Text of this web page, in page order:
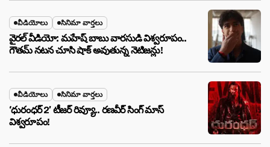
వీడియోలు సినిమా వార్తలు
వైరల్ వీడియో: మహేష్ బాబు వారసుడి విశ్వరూపం..
గౌతమ్ నటన చూసి షాక్ అవుతున్న నెటిజన్లు!
వీడియోలు సినిమా వార్తలు
‘ధురంధర్ 2’ టీజర్ రివ్యూ.. రణవీర్ సింగ్ మాస్
విశ్వరూపం!